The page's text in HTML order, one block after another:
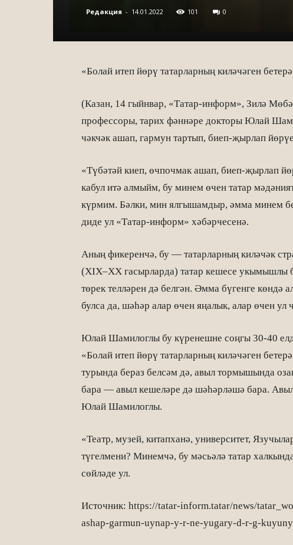
Редакция - 14.01.2022 101 0
«Болай итеп йөрү татарларның киләчәген
(Казан, 14 гыйнвар, «Татар-информ», Зилә
профессоры, тарих фәннәре докторы Юлай
чәкчәк ашап, гармун тартып, биеп-җырлап
«Түбәтәй киеп, өчпочмак ашап, биеп-җырлап
кабул итә алмыйм, бу минем өчен татар
күрмим. Бәлки, мин ялгышамдыр, әмма минем
диде ул «Татар-информ» хәбәрчесенә.
Аның фикеренчә, бу — татарларның киләчәк
(XIX–XX гасырларда) татар кешесе укымышлы
төрек телләрен дә белгән. Әмма бүгенге көндә
булса да, шәһәр алар өчен яңалык, алар өчен
Юлай Шамилоглы бу күренешне соңгы 30-40
«Болай итеп йөрү татарларның киләчәген
турында бераз белсәм дә, авыл тормышында
бара — авыл кешеләре дә шәһәрләшә бара.
Юлай Шамилоглы.
«Театр, музей, китапханә, университет,
түгелмени? Минемчә, бу мәсьәлә татар
сөйләде ул.
Источник: https://tatar-inform.tatar/news/
ashap-garmun-uynap-y-r-ne-yugary-d-r-g-